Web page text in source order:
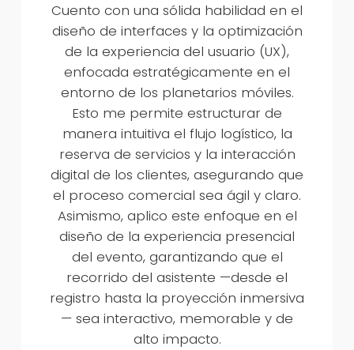
Cuento con una sólida habilidad en el
diseño de interfaces y la optimización
de la experiencia del usuario (UX),
enfocada estratégicamente en el
entorno de los planetarios móviles.
Esto me permite estructurar de
manera intuitiva el flujo logístico, la
reserva de servicios y la interacción
digital de los clientes, asegurando que
el proceso comercial sea ágil y claro.
Asimismo, aplico este enfoque en el
diseño de la experiencia presencial
del evento, garantizando que el
recorrido del asistente —desde el
registro hasta la proyección inmersiva
— sea interactivo, memorable y de
alto impacto.